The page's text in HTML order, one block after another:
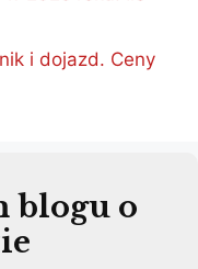
i dojazd. Ceny
blogu o